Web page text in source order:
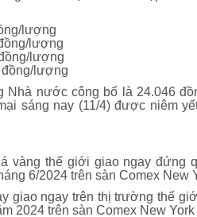
lượng
lượng
lượng
đồng/lượng
nước công bố là 24.046
sáng nay (11/4) được niêm
vàng thế giới giao ngay đứng
6/2024 trên sàn Comex New
giao ngay trên thị trường thế
2024 trên sàn Comex New